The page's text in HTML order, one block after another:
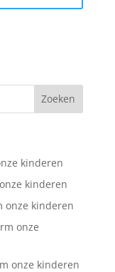
kinderen
kinderen
onze kinderen
onze
onze kinderen